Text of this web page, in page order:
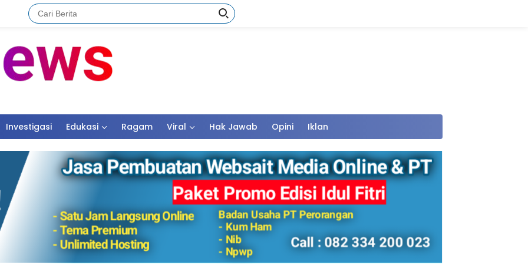
Investigasi Edukasi Ragam Viral Hak Jawab Opini Iklan